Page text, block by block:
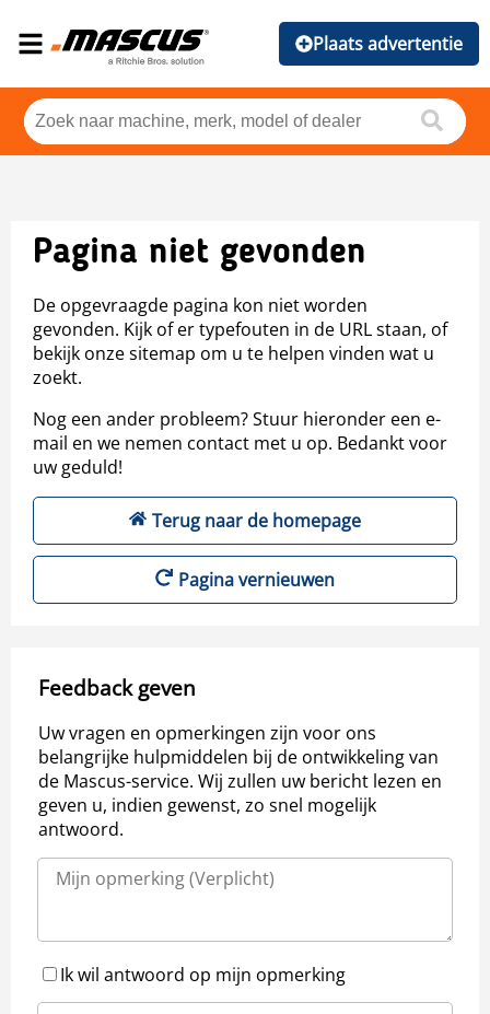
Plaats advertentie
Pagina niet gevonden
De opgevraagde pagina kon niet worden
gevonden. Kijk of er typefouten in de URL staan, of
bekijk onze sitemap om u te helpen vinden wat u
zoekt.
Nog een ander probleem? Stuur hieronder een e-
mail en we nemen contact met u op. Bedankt voor
uw geduld!
Terug naar de homepage
Pagina vernieuwen
Feedback geven
Uw vragen en opmerkingen zijn voor ons
belangrijke hulpmiddelen bij de ontwikkeling van
de Mascus-service. Wij zullen uw bericht lezen en
geven u, indien gewenst, zo snel mogelijk
antwoord.
Ik wil antwoord op mijn opmerking